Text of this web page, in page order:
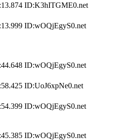
ID:K3hITGME0.net
ID:wOQjEgyS0.net
ID:wOQjEgyS0.net
ID:UoJ6xpNe0.net
ID:wOQjEgyS0.net
ID:wOQjEgyS0.net